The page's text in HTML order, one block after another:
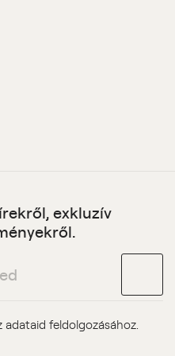
exkluzív
adataid feldolgozásához.